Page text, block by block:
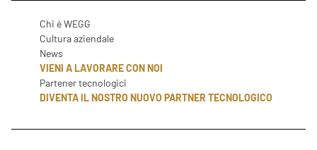
Chi è WEGG
Cultura aziendale
News
VIENI A LAVORARE CON NOI
Partener tecnologici
DIVENTA IL NOSTRO NUOVO PARTNER TECNOLOGICO